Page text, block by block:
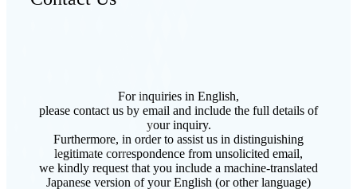
For inquiries in English,
please contact us by email and include the full details of
your inquiry.
Furthermore, in order to assist us in distinguishing
legitimate correspondence from unsolicited email,
we kindly request that you include a machine-translated
Japanese version of your English (or other language)